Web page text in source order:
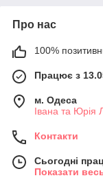
Про нас
100%
Працює з
м. Одеса
Івана та Юрія
Контакти
Сьогодні
Показати